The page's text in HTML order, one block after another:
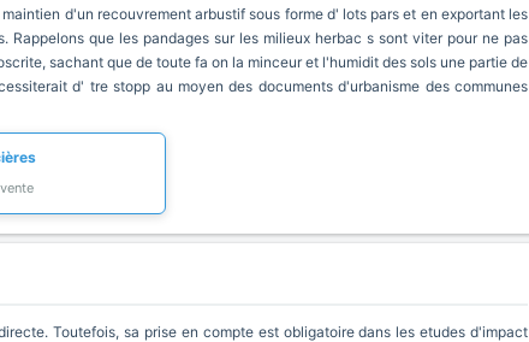
d'un recouvrement arbustif sous forme d' lots pars et en exportant les
que les pandages sur les milieux herbac s sont viter pour ne pas
sachant que de toute fa on la minceur et l'humidit des sols une partie de
d' tre stopp au moyen des documents d'urbanisme des communes
Toutefois, sa prise en compte est obligatoire dans les etudes d'impact